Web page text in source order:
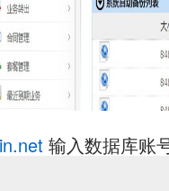
输入数据库账